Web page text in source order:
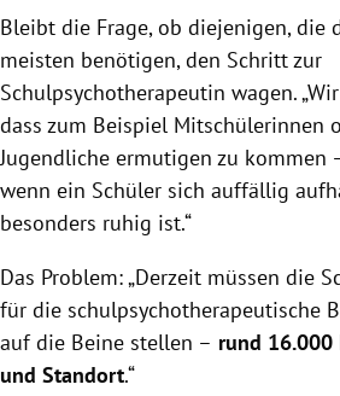
Bleibt die Frage, ob diejenigen, die
meisten benötigen, den Schritt zur
Schulpsychotherapeutin wagen.
dass zum Beispiel Mitschülerinnen
Jugendliche ermutigen zu kommen
wenn ein Schüler sich auffällig
besonders ruhig ist.“
Das Problem: „Derzeit müssen die
für die schulpsychotherapeutische
auf die Beine stellen – rund 16.000
und Standort.“